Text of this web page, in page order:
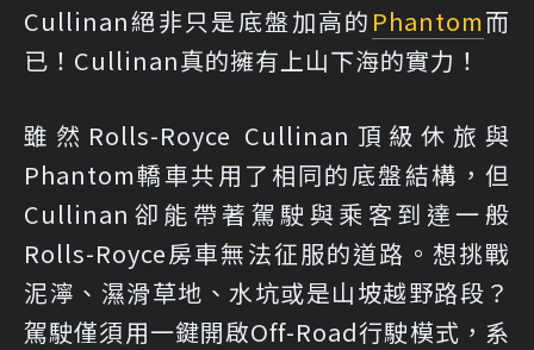
Cullinan絕非只是底盤加高的 Phantom而
已！Cullinan真的擁有上山下海的實力！
雖然Rolls-Royce Cullinan頂級休旅與
Phantom轎車共用了相同的底盤結構，但
Cullinan卻能帶著駕駛與乘客到達一般
Rolls-Royce房車無法征服的道路。想挑戰
泥濘、濕滑草地、水坑或是山坡越野路段？
駕駛僅須用一鍵開啟Off-Road行駛模式，系